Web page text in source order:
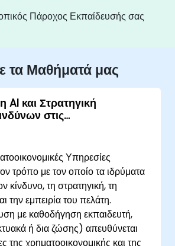
Πάροχος Εκπαίδευσής σας
τα Μαθήματά μας
AI και Στρατηγική
στις
Υπηρεσίες
Υπηρεσίες
τρόπο με τον οποίο τα ιδρύματα
κίνδυνο, τη στρατηγική, τη
εμπειρία του πελάτη.
με καθοδήγηση εκπαιδευτή,
ή δια ζώσης) απευθύνεται
της χρηματοοικονομικής και της